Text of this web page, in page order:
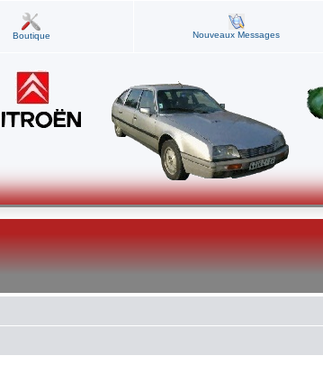
Boutique Nouveaux Messages